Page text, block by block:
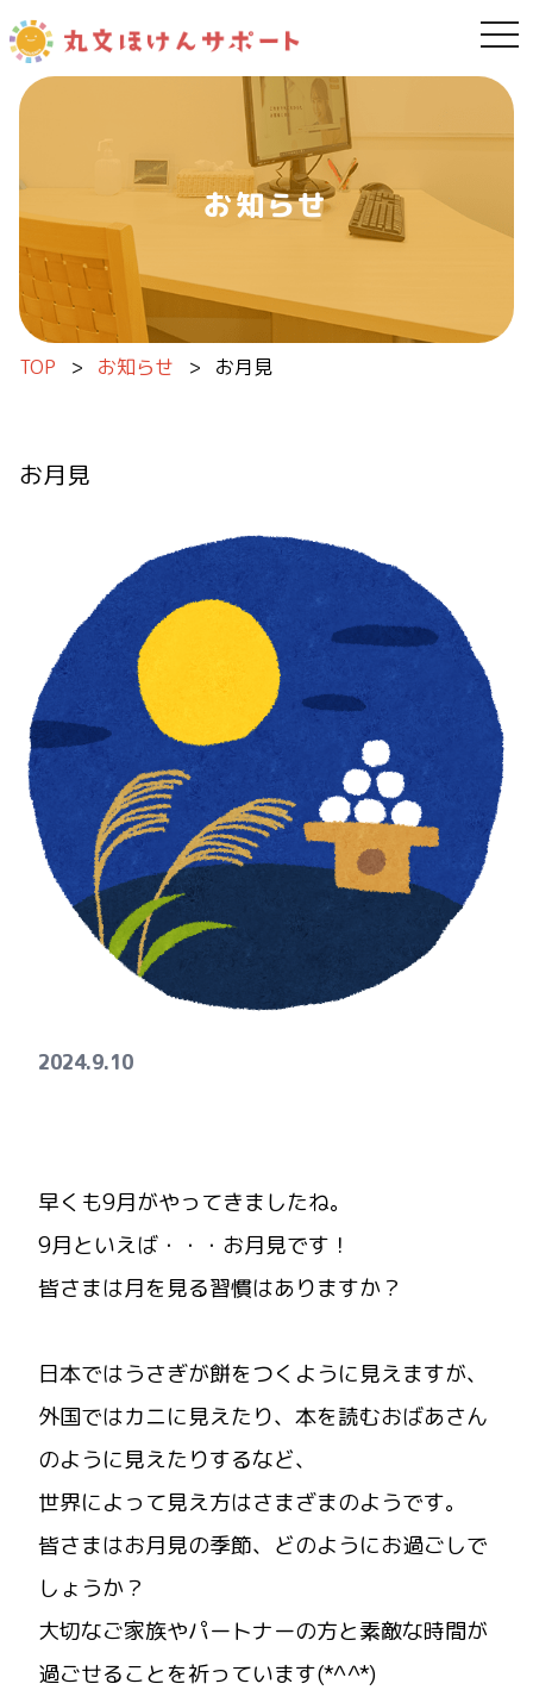
内容をスキップ
お知らせ
TOP > お知らせ > お月見
お月見
2024.9.10
早くも9月がやってきましたね。
9月といえば・・・お月見です！
皆さまは月を見る習慣はありますか？
日本ではうさぎが餅をつくように見えますが、
外国ではカニに見えたり、本を読むおばあさん
のように見えたりするなど、
世界によって見え方はさまざまのようです。
皆さまはお月見の季節、どのようにお過ごしで
しょうか？
大切なご家族やパートナーの方と素敵な時間が
過ごせることを祈っています(*^^*)